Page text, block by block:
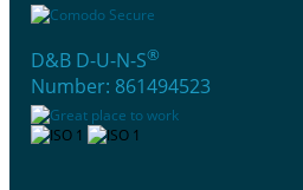
D&B D-U-N-S®
Number: 861494523